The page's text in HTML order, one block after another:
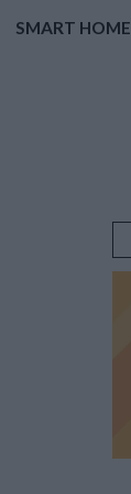
SMART HOME